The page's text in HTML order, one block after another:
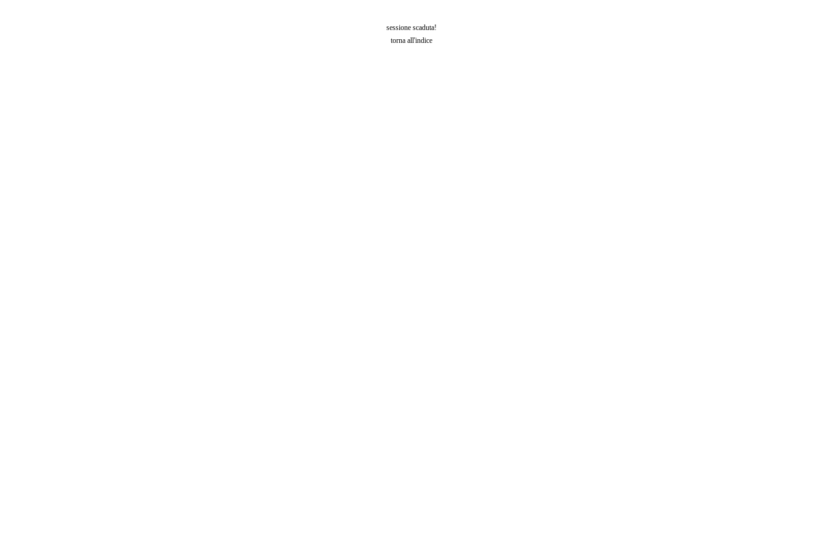
sessione scaduta!
torna all'indice